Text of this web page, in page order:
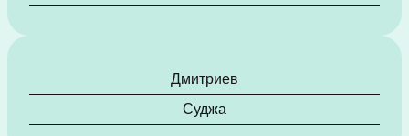
Дмитриев
Суджа